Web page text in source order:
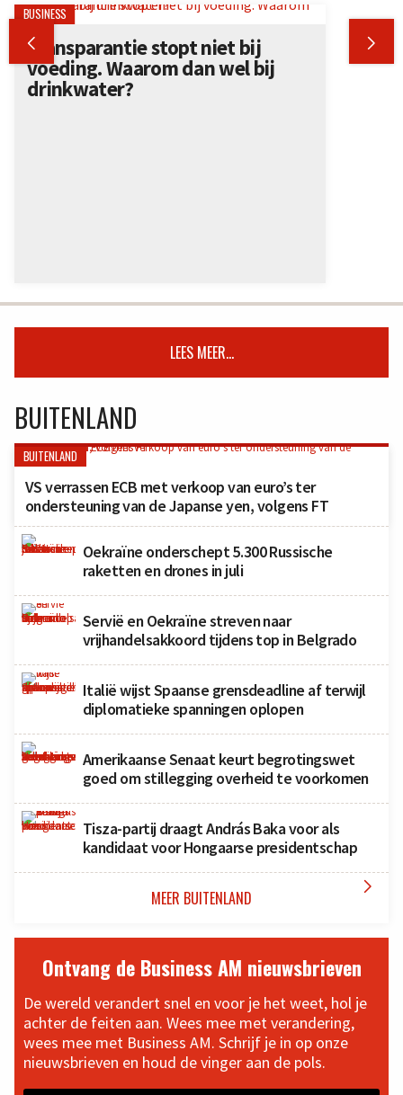
 
BUSINESS
Transparantie stopt niet bij
voeding. Waarom dan wel bij
drinkwater?
LEES MEER...
BUITENLAND
BUITENLAND
VS verrassen ECB met verkoop van euro’s ter
ondersteuning van de Japanse yen, volgens FT
Oekraïne onderschept 5.300 Russische
raketten en drones in juli
Servië en Oekraïne streven naar
vrijhandelsakkoord tijdens top in Belgrado
Italië wijst Spaanse grensdeadline af terwijl
diplomatieke spanningen oplopen
Amerikaanse Senaat keurt begrotingswet
goed om stillegging overheid te voorkomen
Tisza-partij draagt András Baka voor als
kandidaat voor Hongaarse presidentschap
MEER BUITENLAND 
Ontvang de Business AM nieuwsbrieven
De wereld verandert snel en voor je het weet, hol je
achter de feiten aan. Wees mee met verandering,
wees mee met Business AM. Schrijf je in op onze
nieuwsbrieven en houd de vinger aan de pols.